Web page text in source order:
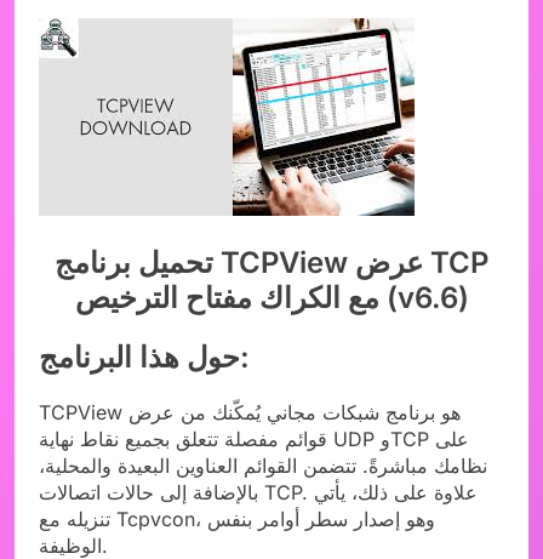
تحميل برنامج TCPView عرض TCP
مع الكراك مفتاح الترخيص (v6.6)
حول هذا البرنامج:
TCPView هو برنامج شبكات مجاني يُمكّنك من عرض
قوائم مفصلة تتعلق بجميع نقاط نهاية UDP وTCP على
نظامك مباشرةً. تتضمن القوائم العناوين البعيدة والمحلية،
بالإضافة إلى حالات اتصالات TCP. علاوة على ذلك، يأتي
تنزيله مع Tcpvcon، وهو إصدار سطر أوامر بنفس
الوظيفة.